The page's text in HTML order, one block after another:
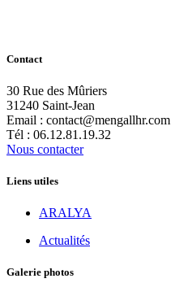
Contact
30 Rue des Mûriers
31240 Saint-Jean
Email : contact@mengallhr.com
Tél : 06.12.81.19.32
Nous contacter
Liens utiles
ARALYA
Actualités
Galerie photos